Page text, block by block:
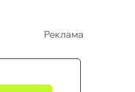
Реклама